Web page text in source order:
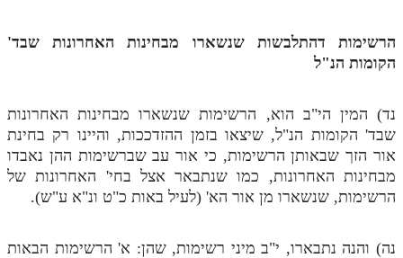
תלמוד עשר הספירות בעיון
תע"ס חלק ב' עיון
תע"ס חלק ג' עיון
תלמוד עשר הספירות חלק ד
תלמוד עשר הספירות חלק ו
הרשימות דהתלבשות שנשארו מבחינות האחרונות שבד'
הקומות הנ"ל
נד) המין הי"ב הוא, הרשימות שנשארו מבחינות האחרונות
שבד' הקומות הנ"ל, שיצאו בזמן ההזדככות, והיינו רק בחינת
אור הזך שבאותן הרשימות, כי אור עב שברשימות ההן נאבדו
מבחינות האחרונות, כמו שנתבאר אצל בחי' האחרונות של
הרשימות, שנשארו מן אור הא' (לעיל באות כ"ט ונ"א ע"ש).
נה) והנה נתבארו, י"ב מיני רשימות, שהן: א' הרשימות הבאות